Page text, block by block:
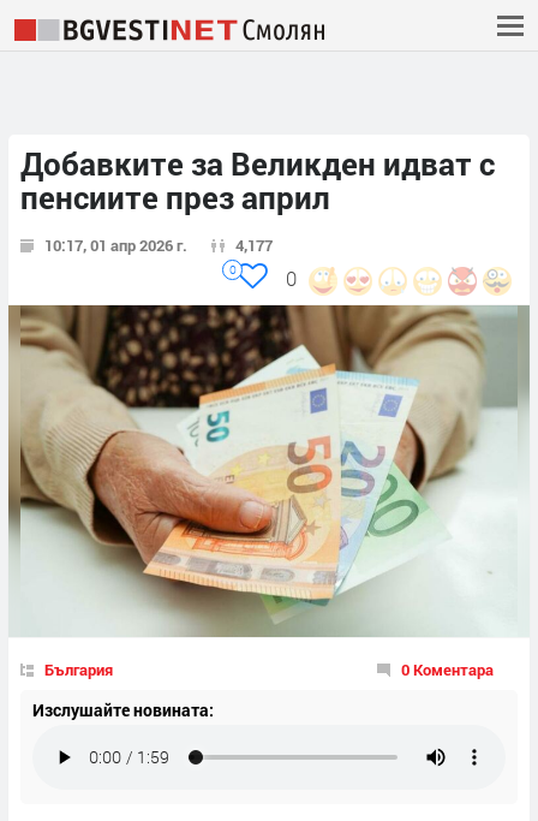
Добавките за Великден идват с
пенсиите през април
10:17, 01 апр 2026 г. 4,177
0
0
България 0 Коментара
Изслушайте новината: